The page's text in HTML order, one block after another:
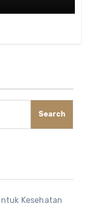
Search
Kesehatan